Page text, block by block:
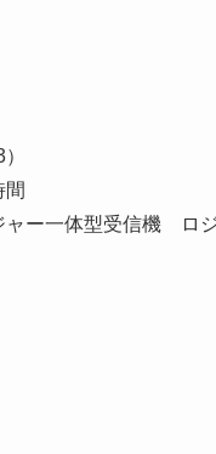
ー一体型受信機 ロ